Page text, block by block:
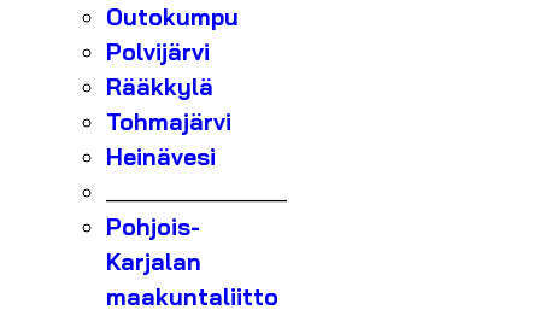
Outokumpu
Polvijärvi
Rääkkylä
Tohmajärvi
Heinävesi
Pohjois-
Karjalan
maakuntaliitto